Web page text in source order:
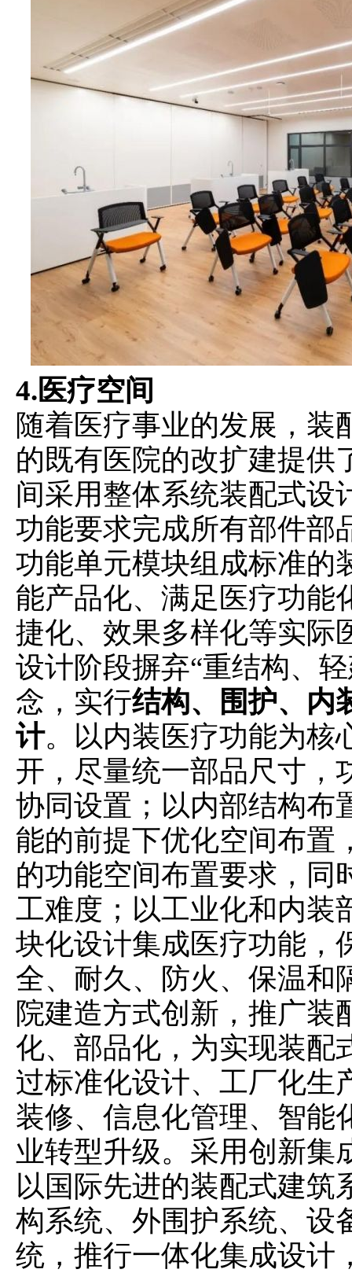
4.医疗空间
随着医疗事业的发展，装
的既有医院的改扩建提供
间采用整体系统装配式设
功能要求完成所有部件部
功能单元模块组成标准的
能产品化、满足医疗功能
捷化、效果多样化等实际
设计阶段摒弃“重结构、
念，实行结构、围护、内
计。以内装医疗功能为核
开，尽量统一部品尺寸，
协同设置；以内部结构布
能的前提下优化空间布置
的功能空间布置要求，同
工难度；以工业化和内装
块化设计集成医疗功能，
全、耐久、防火、保温和
院建造方式创新，推广装
化、部品化，为实现装配
过标准化设计、工厂化生
装修、信息化管理、智能
业转型升级。采用创新集
以国际先进的装配式建筑
构系统、外围护系统、设
统，推行一体化集成设计